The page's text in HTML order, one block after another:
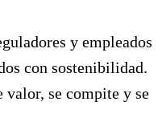
y empleados
con sostenibilidad.
valor, se compite y se